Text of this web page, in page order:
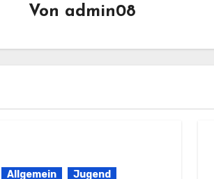
Von admin08
Allgemein Jugend